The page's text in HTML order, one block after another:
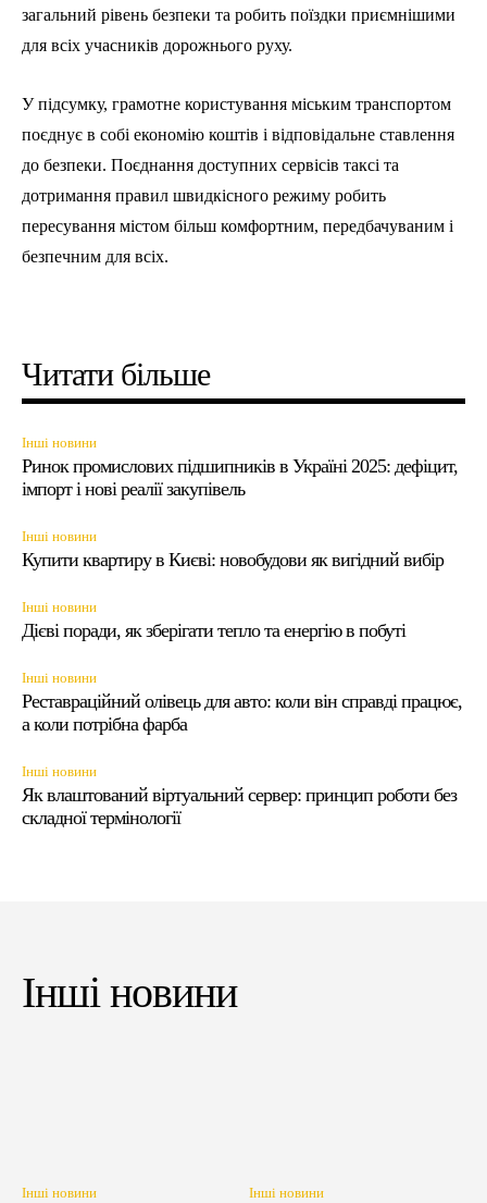
загальний рівень безпеки та робить поїздки приємнішими
для всіх учасників дорожнього руху.
У підсумку, грамотне користування міським транспортом
поєднує в собі економію коштів і відповідальне ставлення
до безпеки. Поєднання доступних сервісів таксі та
дотримання правил швидкісного режиму робить
пересування містом більш комфортним, передбачуваним і
безпечним для всіх.
Читати більше
Інші новини
Ринок промислових підшипників в Україні 2025: дефіцит,
імпорт і нові реалії закупівель
Інші новини
Купити квартиру в Києві: новобудови як вигідний вибір
Інші новини
Дієві поради, як зберігати тепло та енергію в побуті
Інші новини
Реставраційний олівець для авто: коли він справді працює,
а коли потрібна фарба
Інші новини
Як влаштований віртуальний сервер: принцип роботи без
складної термінології
Інші новини
Інші новини Інші новини